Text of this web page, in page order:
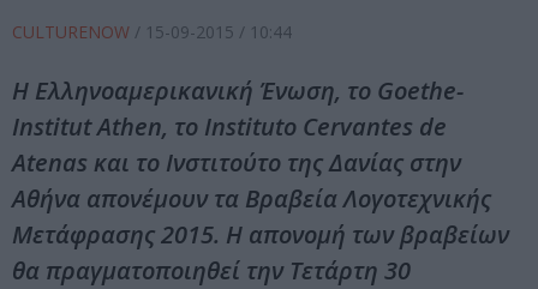
CULTURENOW / 15-09-2015 / 10:44
Η Ελληνοαμερικανική Ένωση, το Goethe-
Institut Athen, το Instituto Cervantes de
Atenas και το Ινστιτούτο της Δανίας στην
Αθήνα απονέμουν τα Βραβεία Λογοτεχνικής
Μετάφρασης 2015. Η απονομή των βραβείων
θα πραγματοποιηθεί την Τετάρτη 30